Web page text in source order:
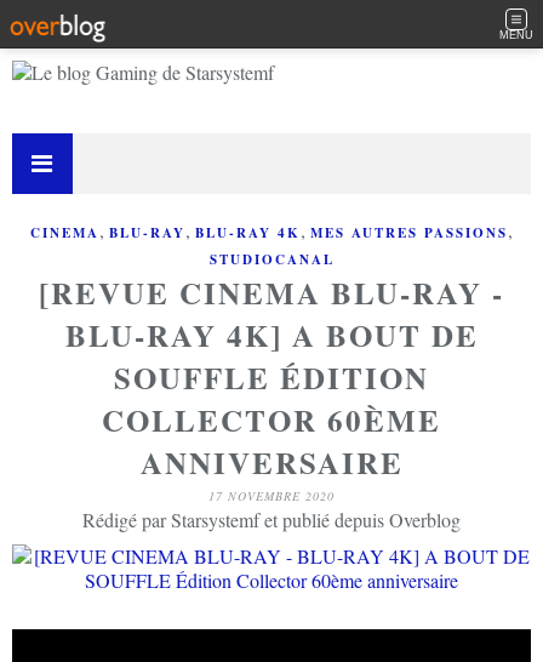
MENU
CINEMA, BLU-RAY, BLU-RAY 4K, MES AUTRES PASSIONS,
STUDIOCANAL
[REVUE CINEMA BLU-RAY -
BLU-RAY 4K] A BOUT DE
SOUFFLE ÉDITION
COLLECTOR 60ÈME
ANNIVERSAIRE
17 NOVEMBRE 2020
Rédigé par Starsystemf et publié depuis Overblog